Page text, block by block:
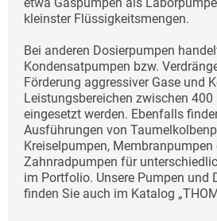
kleinster Flüssigkeitsmengen.
Bei anderen Dosierpumpen
Kondensatpumpen bzw.
Förderung aggressiver Gase und
Leistungsbereichen zwischen
eingesetzt werden. Ebenfalls
Ausführungen von
Kreiselpumpen, Membranpumpen
Zahnradpumpen für
im Portfolio. Unsere Pumpen und
finden Sie auch im Katalog